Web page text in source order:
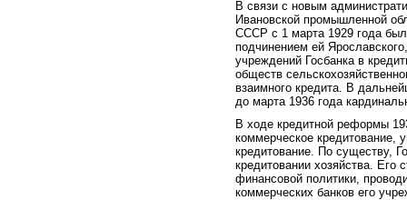
В связи с новым
Ивановской промышленной
СССР с 1 марта 1929 года
подчинением ей
учреждений Госбанка в
обществ
взаимного кредита. В
до марта 1936 года
В ходе кредитной реформы
коммерческое кредитование,
кредитование. По существу,
кредитовании хозяйства. Его
финансовой политики,
коммерческих банков его